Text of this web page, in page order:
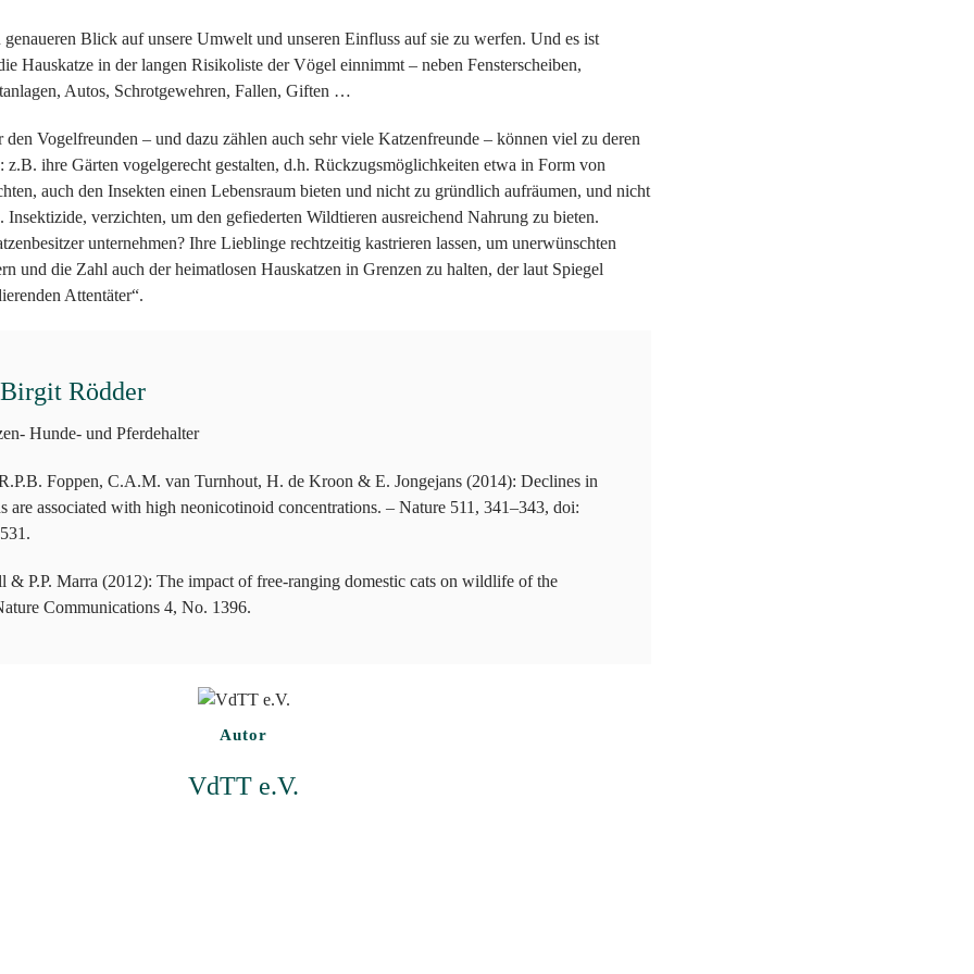
genaueren Blick auf unsere Umwelt und unseren Einfluss auf sie zu werfen. Und es ist
Hauskatze in der langen Risikoliste der Vögel einnimmt – neben Fensterscheiben,
Autos, Schrotgewehren, Fallen, Giften …
den Vogelfreunden – und dazu zählen auch sehr viele Katzenfreunde – können viel zu deren
z.B. ihre Gärten vogelgerecht gestalten, d.h. Rückzugsmöglichkeiten etwa in Form von
auch den Insekten einen Lebensraum bieten und nicht zu gründlich aufräumen, und nicht
Insektizide, verzichten, um den gefiederten Wildtieren ausreichend Nahrung zu bieten.
unternehmen? Ihre Lieblinge rechtzeitig kastrieren lassen, um unerwünschten
und die Zahl auch der heimatlosen Hauskatzen in Grenzen zu halten, der laut Spiegel
Attentäter“.
Rödder
Hunde- und Pferdehalter
Foppen, C.A.M. van Turnhout, H. de Kroon & E. Jongejans (2014): Declines in
are associated with high neonicotinoid concentrations. – Nature 511, 341–343, doi:
& P.P. Marra (2012): The impact of free-ranging domestic cats on wildlife of the
Communications 4, No. 1396.
Autor
VdTT e.V.